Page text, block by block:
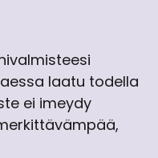
laatu todella
ei imeydy